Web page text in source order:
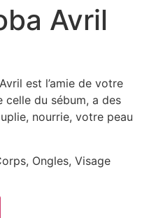
Avril
est l’amie de votre
celle du sébum, a des
nourrie, votre peau
Ongles, Visage